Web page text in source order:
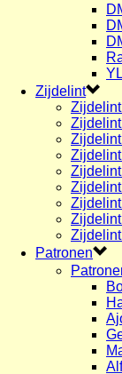
Zijdelint
Zijdelint
Zijdelint
Zijdelint
Zijdelint
Zijdelint
Patronen